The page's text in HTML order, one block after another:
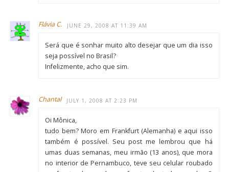
Flávia C. JUNE 29, 2008 AT 11:39 AM
Será que é sonhar muito alto desejar que um dia isso
seja possível no Brasil?
Infelizmente, acho que sim.
Chantal JULY 1, 2008 AT 2:23 PM
Oi Mônica,
tudo bem? Moro em Frankfurt (Alemanha) e aqui isso
também é possível. Seu post me lembrou que há
umas duas semanas, meu irmão (13 anos), que mora
no interior de Pernambuco, teve seu celular roubado